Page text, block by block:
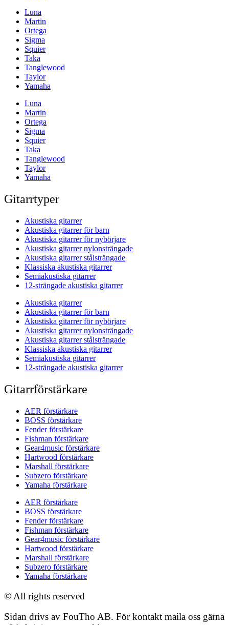
Luna
Martin
Ortega
Sigma
Squier
Taka
Tanglewood
Taylor
Yamaha
Luna
Martin
Ortega
Sigma
Squier
Taka
Tanglewood
Taylor
Yamaha
Gitarrtyper
Akustiska gitarrer
Akustiska gitarrer för barn
Akustiska gitarrer för nybörjare
Akustiska gitarrer nylonsträngade
Akustiska gitarrer stålsträngade
Klassiska akustiska gitarrer
Semiakustiska gitarrer
12-strängade akustiska gitarrer
Akustiska gitarrer
Akustiska gitarrer för barn
Akustiska gitarrer för nybörjare
Akustiska gitarrer nylonsträngade
Akustiska gitarrer stålsträngade
Klassiska akustiska gitarrer
Semiakustiska gitarrer
12-strängade akustiska gitarrer
Gitarrförstärkare
AER förstärkare
BOSS förstärkare
Fender förstärkare
Fishman förstärkare
Gear4music förstärkare
Hartwood förstärkare
Marshall förstärkare
Subzero förstärkare
Yamaha förstärkare
AER förstärkare
BOSS förstärkare
Fender förstärkare
Fishman förstärkare
Gear4music förstärkare
Hartwood förstärkare
Marshall förstärkare
Subzero förstärkare
Yamaha förstärkare
© All rights reserved
Sidan drivs av FouTho AB. För kontakt maila oss gärna